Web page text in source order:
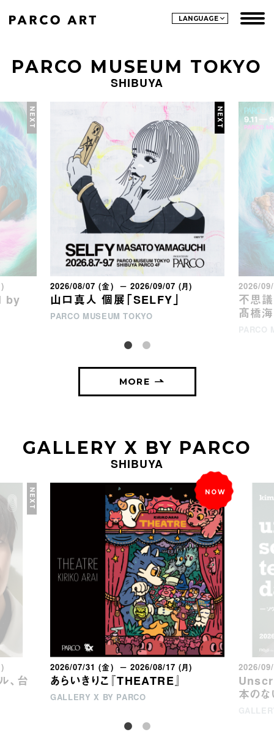
LANGUAGE
PARCO MUSEUM TOKYO
SHIBUYA
by
2026/08/07 (金) － 2026/09/07 (月)
山口真人 個展「SELFY」
PARCO MUSEUM TOKYO
2026/
不思
髙橋
MORE
GALLERY X BY PARCO
SHIBUYA
台
2026/07/31 (金) － 2026/08/17 (月)
あらいきりこ『THEATRE』
GALLERY X BY PARCO
2026/
本の